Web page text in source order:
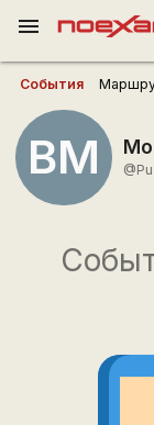
menu
События
ВМ